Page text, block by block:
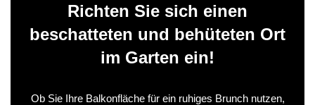
Richten Sie sich einen
beschatteten und behüteten Ort
im Garten ein!
Ob Sie Ihre Balkonfläche für ein ruhiges Brunch nutzen,